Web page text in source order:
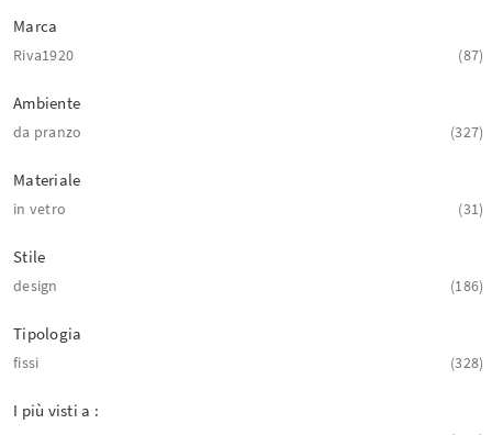
Marca
Riva1920 87
Ambiente
da pranzo 327
Materiale
in vetro 31
Stile
design 186
Tipologia
fissi 328
I più visti a :